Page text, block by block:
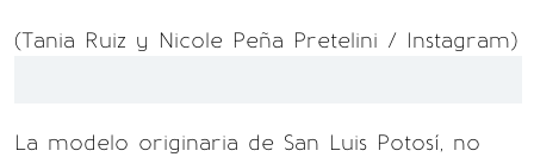
(Tania Ruiz y Nicole Peña Pretelini / Instagram)
La modelo originaria de San Luis Potosí, no